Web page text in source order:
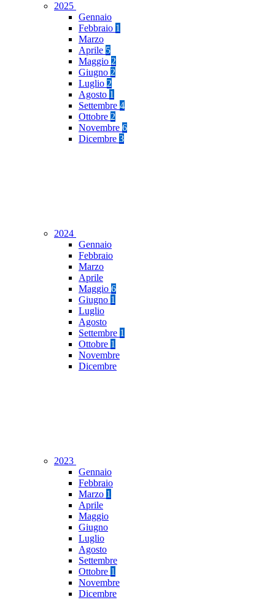
2025
Gennaio
Febbraio 1
Marzo
Aprile 5
Maggio 2
Giugno 2
Luglio 2
Agosto 1
Settembre 4
Ottobre 2
Novembre 6
Dicembre 3
2024
Gennaio
Febbraio
Marzo
Aprile
Maggio 6
Giugno 1
Luglio
Agosto
Settembre 1
Ottobre 1
Novembre
Dicembre
2023
Gennaio
Febbraio
Marzo 1
Aprile
Maggio
Giugno
Luglio
Agosto
Settembre
Ottobre 1
Novembre
Dicembre